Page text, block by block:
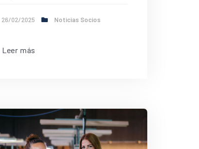
26/02/2025 Noticias Socios
Leer más